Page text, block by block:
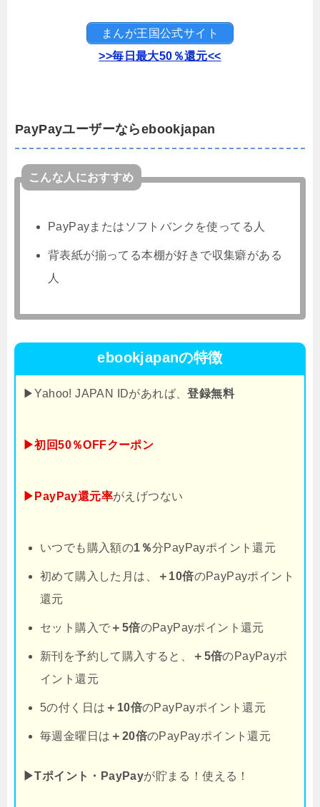
まんが王国公式サイト
>>毎日最大50％還元<<
PayPayユーザーならebookjapan
こんな人におすすめ
PayPayまたはソフトバンクを使ってる人
背表紙が揃ってる本棚が好きで収集癖がある
人
ebookjapanの特徴
▶Yahoo! JAPAN IDがあれば、登録無料
▶初回50％OFFクーポン
▶PayPay還元率がえげつない
いつでも購入額の1％分PayPayポイント還元
初めて購入した月は、 ＋10倍のPayPayポイント
還元
セット購入で ＋5倍のPayPayポイント還元
新刊を予約して購入すると、 ＋5倍のPayPayポ
イント還元
5の付く日は ＋10倍のPayPayポイント還元
毎週金曜日は ＋20倍のPayPayポイント還元
▶Tポイント・PayPayが貯まる！使える！